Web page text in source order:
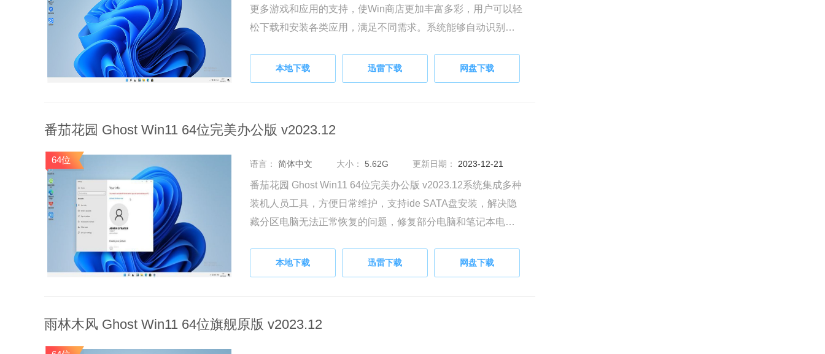
更多游戏和应用的支持，使Win商店更加丰富多彩，用户可以轻
松下载和安装各类应用，满足不同需求。系统能够自动识别计
本地下载 迅雷下载 网盘下载
番茄花园 Ghost Win11 64位完美办公版 v2023.12
64位 语言： 简体中文 大小： 5.62G 更新日期： 2023-12-21
番茄花园 Ghost Win11 64位完美办公版 v2023.12系统集成多种
装机人员工具，方便日常维护，支持ide SATA盘安装，解决隐
藏分区电脑无法正常恢复的问题，修复部分电脑和笔记本电脑
本地下载 迅雷下载 网盘下载
雨林木风 Ghost Win11 64位旗舰原版 v2023.12